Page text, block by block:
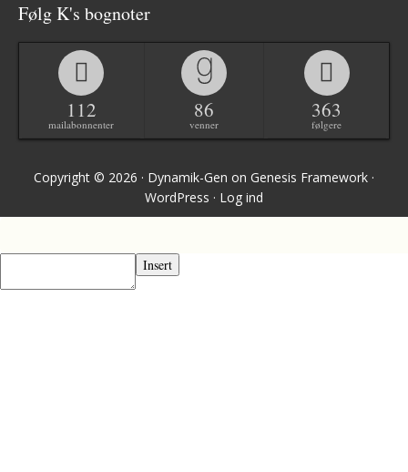
Følg K's bognoter
112
mailabonnenter
86
venner
363
følgere
Copyright © 2026 · Dynamik-Gen on Genesis Framework ·
WordPress · Log ind
Insert